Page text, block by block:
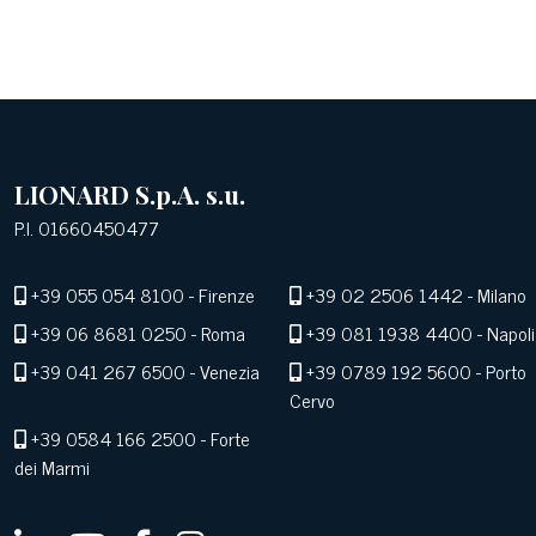
LIONARD S.p.A. s.u.
P.I. 01660450477
+39 055 054 8100- Firenze +39 02 2506 1442- Milano
+39 06 8681 0250- Roma +39 081 1938 4400- Napoli
+39 041 267 6500- Venezia +39 0789 192 5600- Porto
Cervo
+39 0584 166 2500- Forte
dei Marmi